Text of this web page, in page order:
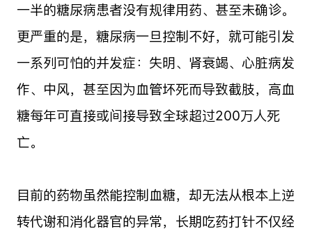
一半的糖尿病患者没有规律用药、甚至未确诊。
更严重的是，糖尿病一旦控制不好，就可能引发
一系列可怕的并发症：失明、肾衰竭、心脏病发
作、中风，甚至因为血管坏死而导致截肢，高血
糖每年可直接或间接导致全球超过200万人死
亡。
目前的药物虽然能控制血糖，却无法从根本上逆
转代谢和消化器官的异常，长期吃药打针不仅经